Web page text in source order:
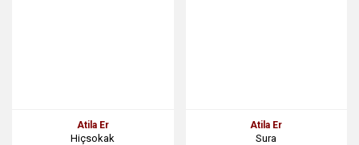
Atila Er
Hiçsokak
Atila Er
Sura